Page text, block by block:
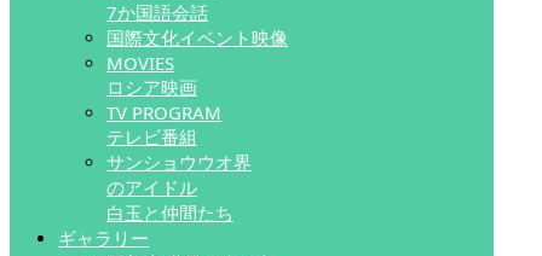
7か国語会話
国際文化イベント映像
MOVIES
ロシア映画
TV PROGRAM
テレビ番組
サンショウウオ界
のアイドル
白玉と仲間たち
ギャラリー